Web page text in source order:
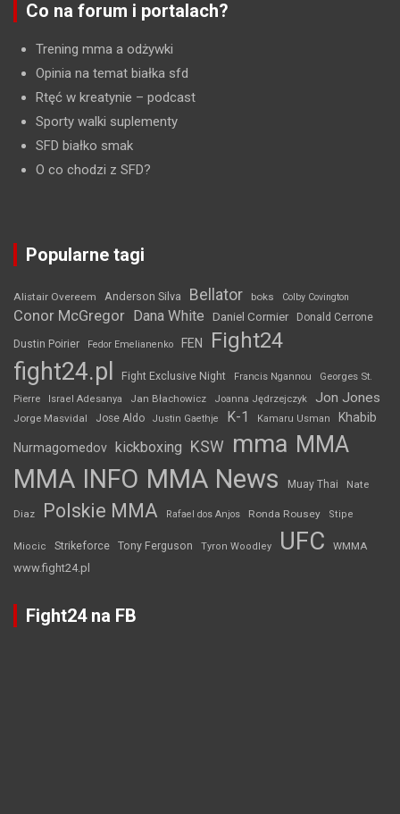
Co na forum i portalach?
Trening mma a odżywki
Opinia na temat białka sfd
Rtęć w kreatynie – podcast
Sporty walki suplementy
SFD białko smak
O co chodzi z SFD?
Popularne tagi
Alistair Overeem Anderson Silva Bellator boks Colby Covington
Conor McGregor Dana White Daniel Cormier Donald Cerrone
Dustin Poirier Fedor Emelianenko FEN Fight24
fight24.pl Fight Exclusive Night Francis Ngannou
Georges St.
Pierre
Israel Adesanya Jan Błachowicz Joanna Jędrzejczyk Jon Jones
Jorge Masvidal Jose Aldo Justin Gaethje K-1 Kamaru Usman Khabib
Nurmagomedov kickboxing KSW mma MMA
MMA INFO MMA News Muay Thai Nate
Diaz Polskie MMA Rafael dos Anjos Ronda Rousey Stipe
Miocic Strikeforce Tony Ferguson Tyron Woodley UFC WMMA
www.fight24.pl
Fight24 na FB